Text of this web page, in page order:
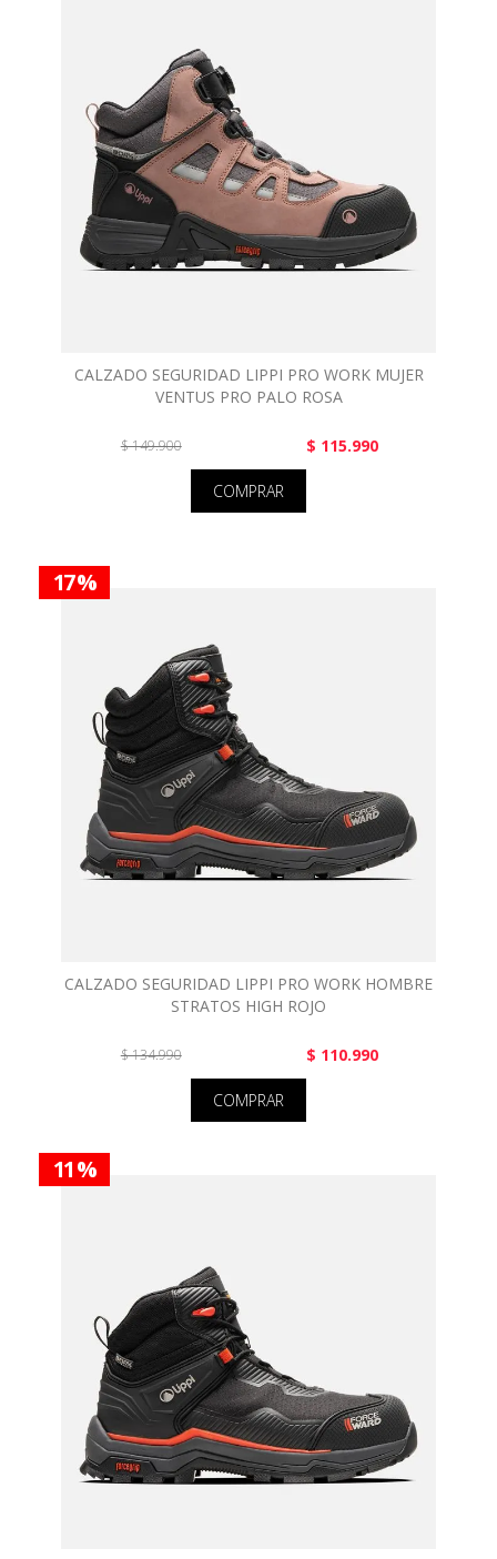
CALZADO SEGURIDAD LIPPI PRO WORK MUJER
VENTUS PRO PALO ROSA
$ 149.900 $ 115.990
COMPRAR
17 %
CALZADO SEGURIDAD LIPPI PRO WORK HOMBRE
STRATOS HIGH ROJO
$ 134.990 $ 110.990
COMPRAR
11 %